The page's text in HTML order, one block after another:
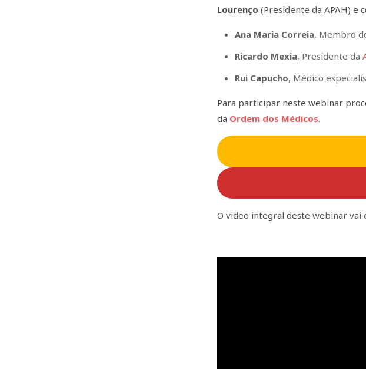
Lourenço (Presidente da APAH) e
Ana Maria Correia, Membro
Ricardo Mexia, Presidente da
Rui Capucho, Médico
Para participar neste webinar
da Ordem dos Médicos.
O video integral deste webinar vai